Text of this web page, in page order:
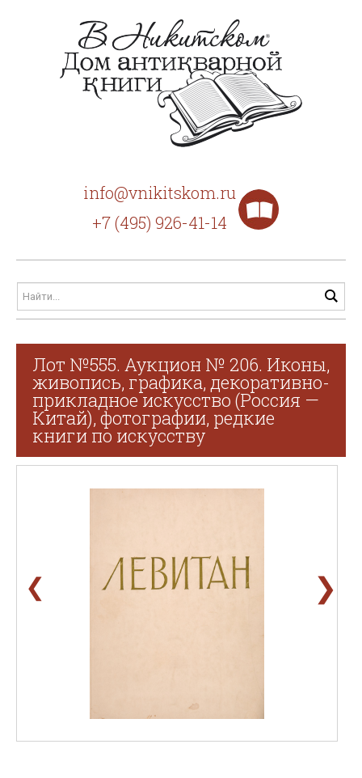
info@vnikitskom.ru
+7 (495) 926-41-14
Лот №555. Аукцион № 206. Иконы,
живопись, графика, декоративно-
прикладное искусство (Россия —
Китай), фотографии, редкие
книги по искусству
❮ ❯